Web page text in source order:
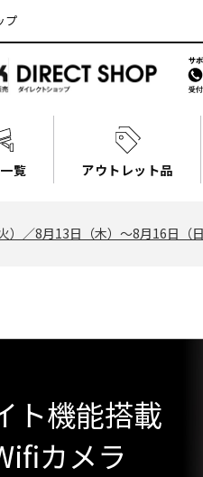
プ
覧 アウトレット品
／8月13日（木）～8月16日（日
ト機能搭載
カメラ